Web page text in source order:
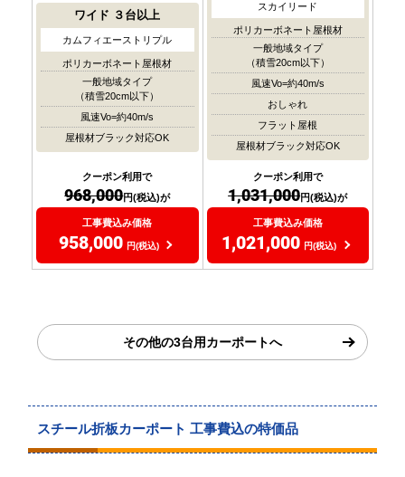
ワイド ３台以上
カムフィエーストリプル
ポリカーボネート屋根材
一般地域タイプ
（積雪20cm以下）
風速Vo=約40m/s
屋根材ブラック対応OK
クーポン利用で
968,000円(税込)が
工事費込み価格
958,000 円(税込)
スカイリード
ポリカーボネート屋根材
一般地域タイプ
（積雪20cm以下）
風速Vo=約40m/s
おしゃれ
フラット屋根
屋根材ブラック対応OK
クーポン利用で
1,031,000円(税込)が
工事費込み価格
1,021,000 円(税込)
その他の3台用カーポートへ
スチール折板カーポート 工事費込の特価品